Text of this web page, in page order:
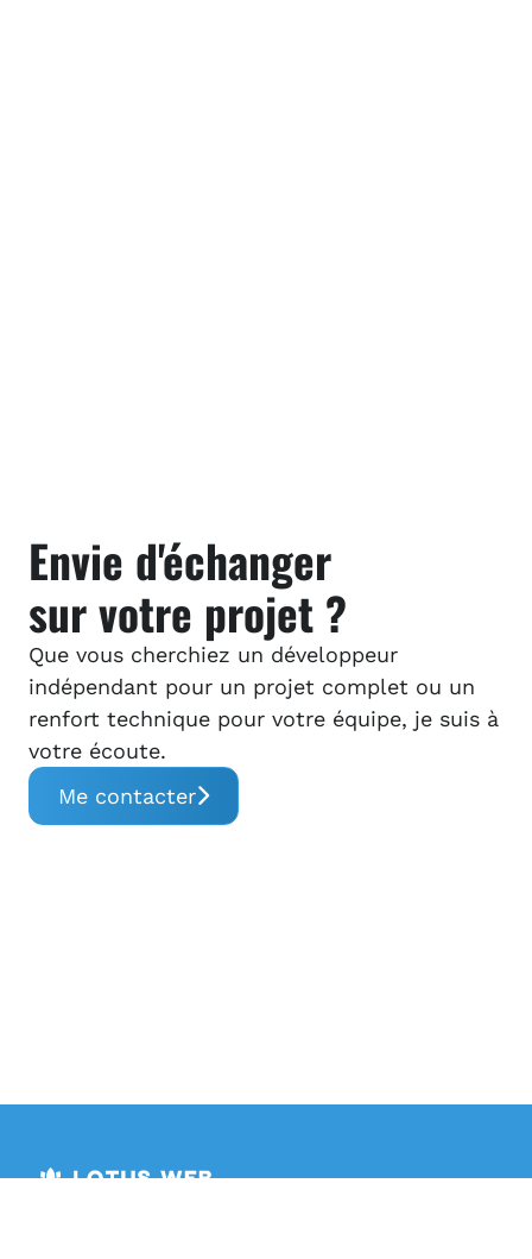
Envie d'échanger
sur votre projet ?
Que vous cherchiez un développeur
indépendant pour un projet complet ou un
renfort technique pour votre équipe, je suis à
votre écoute.
Me contacter